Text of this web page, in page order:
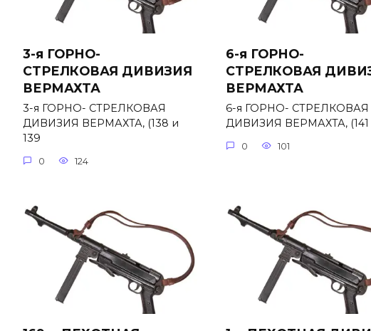
3-я ГОРНО-
СТРЕЛКОВАЯ ДИВИЗИЯ
ВЕРМАХТА
3-я ГОРНО- СТРЕЛКОВАЯ
ДИВИЗИЯ ВЕРМАХТА, (138 и
139
0 124
6-я ГОРНО-
СТРЕЛКОВАЯ
ВЕРМАХТА
6-я ГОРНО- СТРЕЛКОВАЯ
ДИВИЗИЯ ВЕРМАХТА, (141
0 101